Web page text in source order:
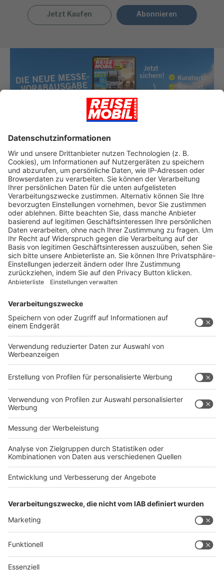
Jetzt Kaufen Abonnieren
JETZT KOSTENLOSE MESSE-VORABAUSGABE
HERUNTERLADEN!
Reisemobil Caravan 09/26 Messe-
Vorabausgabe
Laden Sie sich hier die aktuelle Ausgabe der Reisemobil
Caravan als PDF-Vorabausgabe herunter. Kuratiert, kompakt
und kostenlos.
Jetzt herunterladen
AGB
Datenschutz
Barrierefreiheit
Service
Abo verwalten